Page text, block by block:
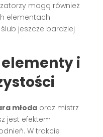
mogą również
elementach
jeszcze bardziej
i
młoda oraz mistrz
jest efektem
W trakcie